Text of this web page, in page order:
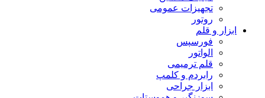
تجهیزات عمومی
روتور
ابزار و قلم
فورسپس
الواتور
قلم ترمیمی
رابردم و کلمپ
ابزار جراحی